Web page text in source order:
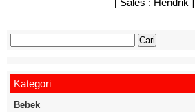
[ Sales : Hendrik ]
untuk:
Kategori
Bebek